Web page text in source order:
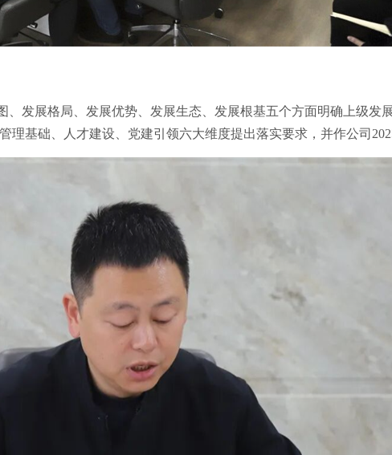
发展格局、发展优势、发展生态、发展根基五个方面明确上级发
基础、人才建设、党建引领六大维度提出落实要求，并作公司